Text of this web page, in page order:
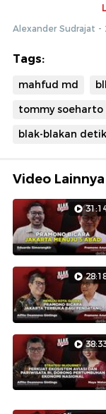
Rukmana yang
termasuk.
dengan BLBI,
beredar selama
urutan ke-45
Alexander Sudrajat -
Tags:
mahfud md
tommy soeharto
blak-blakan
Video Lainnya